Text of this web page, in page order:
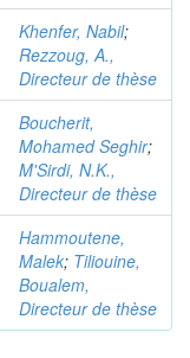
Khenfer, Nabil;
Rezzoug, A.,
Directeur de thèse
Boucherit,
Mohamed Seghir;
M'Sirdi, N.K.,
Directeur de thèse
Hammoutene,
Malek; Tiliouine,
Boualem,
Directeur de thèse